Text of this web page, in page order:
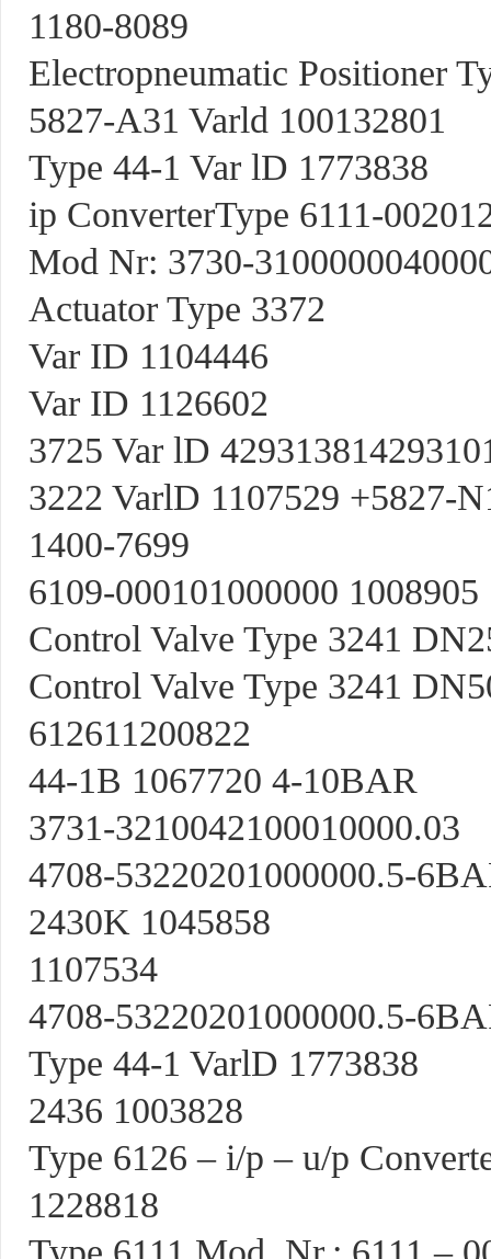
1180-8089
Electropneumatic Positioner
5827-A31 Varld 100132801
Type 44-1 Var lD 1773838
ip ConverterType 6111-
Mod Nr: 3730-
Actuator Type 3372
Var ID 1104446
Var ID 1126602
3725 Var lD
3222 VarlD 1107529 +5827-
1400-7699
6109-000101000000 1008905
Control Valve Type 3241
Control Valve Type 3241
612611200822
44-1B 1067720 4-10BAR
3731-3210042100010000.03
4708-53220201000000.5-
2430K 1045858
1107534
4708-53220201000000.5-
Type 44-1 VarlD 1773838
2436 1003828
Type 6126 – i/p – u/p
1228818